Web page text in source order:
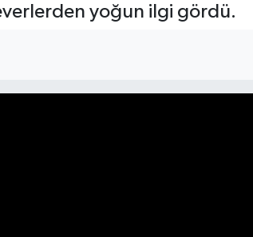
yoğun ilgi gördü.